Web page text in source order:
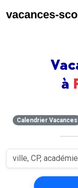
vacances-
à
Calendrier Vacances